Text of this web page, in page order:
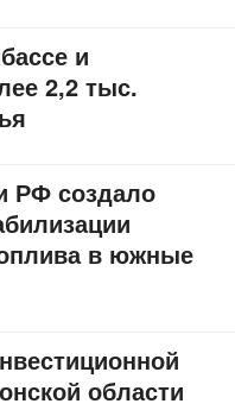
и
2,2 тыс.
РФ создало
в южные
области